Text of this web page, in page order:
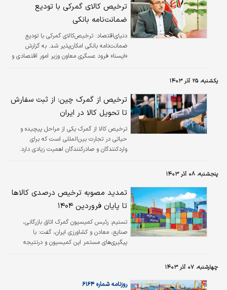
ترخیص کالای گمرکی با تودیع
ضمانت‌نامه بانکی
دنیای‌اقتصاد: ترخیص‌کالای گمرکی با تودیع
ضمانت‌نامه بانکی امکان‌پذیر شد. به گزارش
«ایسنا» فرود عسگری معاون وزیر امور اقتصادی و
تاسیس انبار اختصاصی بدهیم، می‌توانیم با
ترخیص نسیه برای واحدهایی که دچار مشکل
ماه که کالا را تولید کردند از گمرک ترخیص کنند.
وی افزود: اخذ…
یکشنبه، ۲۵ آذر ۱۴۰۳
ترخیص از گمرک چین: از ثبت سفارش
تا تحویل کالا در ایران
ترخیص کالا از گمرک یکی از مراحل پیچیده و
حیاتی در تجارت بین‌المللی است که برای
واردکنندگان و صادرکنندگان اهمیت زیادی دارد.
همراه باشد.
پنجشنبه، ۰۸ آذر ۱۴۰۳
تمدید مصوبه ترخیص درصدی کالاها
تا پایان فروردین ۱۴۰۴
تسنیم: رئیس کمیسیون گمرک اتاق بازرگانی،
صنایع، معادن و کشاورزی ایران، گفت: با
پیگیری‌های مستمر این کمیسیون و درنتیجه
چهارشنبه، ۰۷ آذر ۱۴۰۳
روزنامه شماره ۶۱۶۴